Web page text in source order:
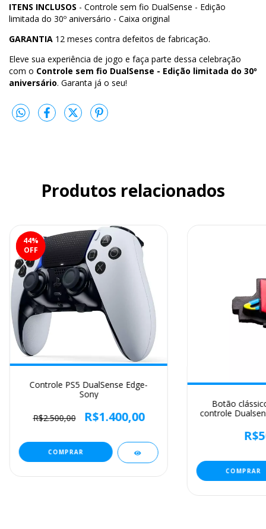
ITENS INCLUSOS - Controle sem fio DualSense - Edição
limitada do 30º aniversário - Caixa original
GARANTIA 12 meses contra defeitos de fabricação.
Eleve sua experiência de jogo e faça parte dessa celebração
com o Controle sem fio DualSense - Edição limitada do 30º
aniversário. Garanta já o seu!
Produtos relacionados
44%
OFF
Controle PS5 DualSense Edge-
Sony
R$2.500,00 R$1.400,00
Botão
controle